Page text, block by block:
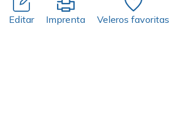
Editar Imprenta Veleros favoritas